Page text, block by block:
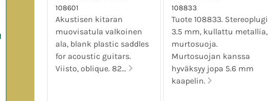
108601
Akustisen kitaran
muovisatula valkoinen
ala, blank plastic saddles
for acoustic guitars.
Viisto, oblique. 82...
108833
Tuote 108833. Stereoplugi
3.5 mm, kullattu metallia,
murtosuoja.
Murtosuojan kanssa
hyväksyy jopa 5.6 mm
kaapelin.